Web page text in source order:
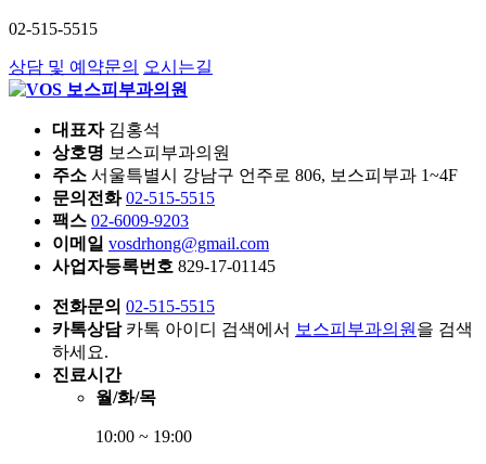
02-515-5515
상담 및 예약문의 오시는길
대표자 김홍석
상호명 보스피부과의원
주소 서울특별시 강남구 언주로 806, 보스피부과 1~4F
문의전화 02-515-5515
팩스 02-6009-9203
이메일 vosdrhong@gmail.com
사업자등록번호 829-17-01145
전화문의 02-515-5515
카톡상담 카톡 아이디 검색에서 보스피부과의원 을 검색
하세요.
진료시간
월/화/목
10:00 ~ 19:00